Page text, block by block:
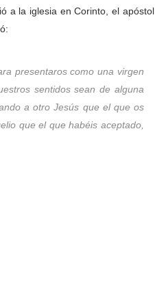
a la iglesia en Corinto, el apóstol
presentaros como una virgen
sentidos sean de alguna
a otro Jesús que el que os
que el que habéis aceptado,